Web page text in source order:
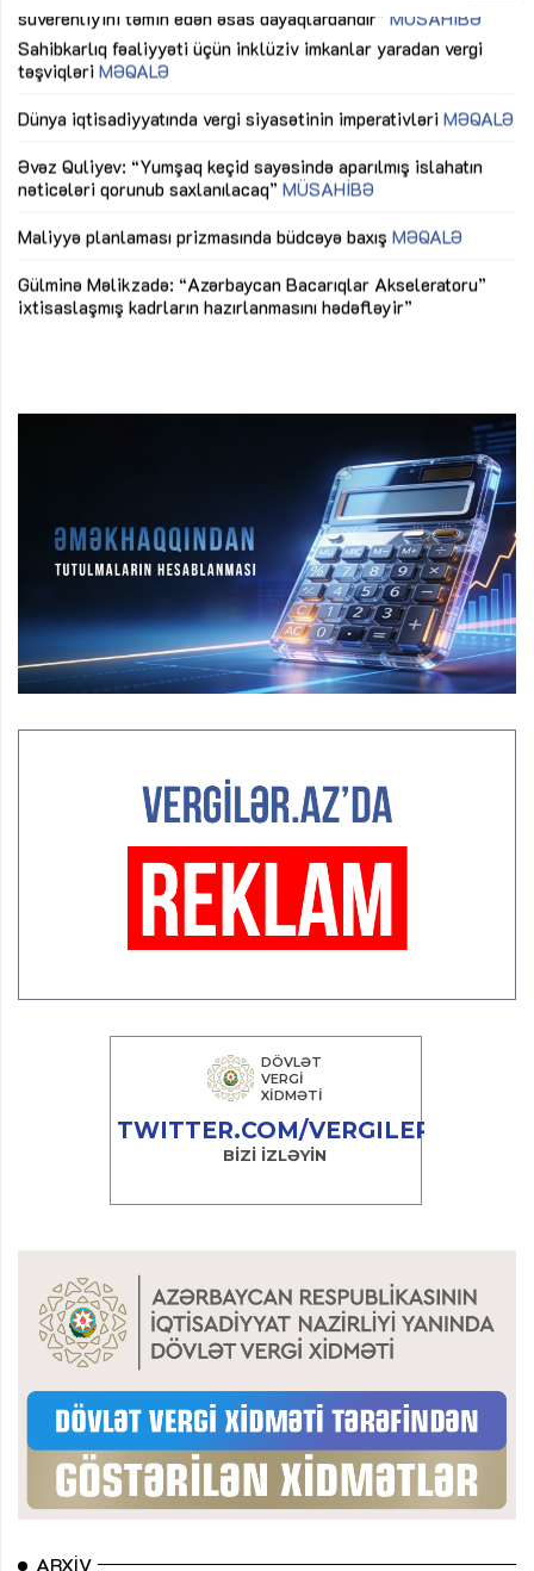
Sahibkarlıq fəaliyyəti üçün inklüziv imkanlar yaradan vergi
təşviqləriMƏQALƏ
nəticələri qorunub saxlanılacaq”MÜSAHİBƏ
ixtisaslaşmış kadrların hazırlanmasını hədəfləyir”
ARXIV